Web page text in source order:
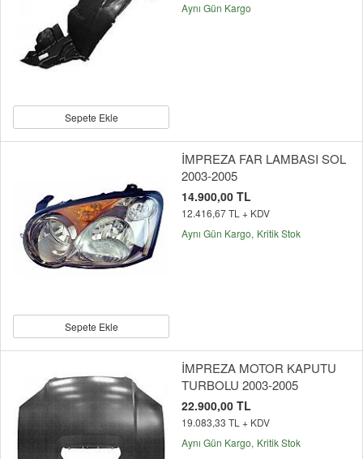
Sepete Ekle
Aynı Gün Kargo
Sepete Ekle
İMPREZA FAR LAMBASI SOL
2003-2005
14.900,00 TL
12.416,67 TL + KDV
Aynı Gün Kargo Kritik Stok
İMPREZA MOTOR KAPUTU
TURBOLU 2003-2005
22.900,00 TL
19.083,33 TL + KDV
Aynı Gün Kargo Kritik Stok